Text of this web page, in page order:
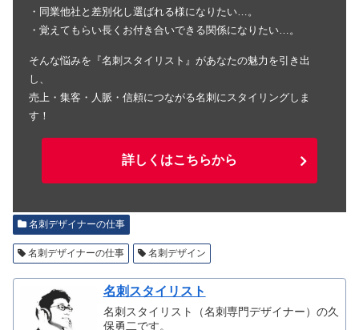
・同業他社と差別化し選ばれる様になりたい…。
・覚えてもらい長くお付き合いできる関係になりたい…。
そんな悩みを『名刺スタイリスト』があなたの魅力を引き出
し、
売上・集客・人脈・信頼につながる名刺にスタイリングしま
す！
詳しくはこちらから
名刺デザイナーの仕事
名刺デザイナーの仕事 名刺デザイン
名刺スタイリスト
名刺スタイリスト（名刺専門デザイナー）の久
保勇二です。